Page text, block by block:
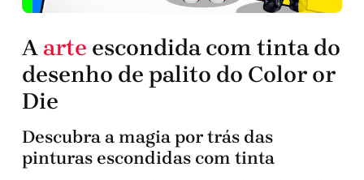
A arte escondida com tinta do
desenho de palito do Color or
Die
Descubra a magia por trás das
pinturas escondidas com tinta